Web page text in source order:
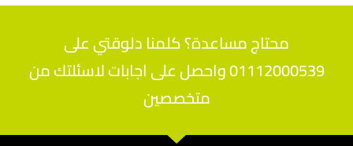
محتاج مساعدة؟ كلمنا دلوقتي على
01112000539 واحصل على اجابات لاسئلتك من
متخصصين